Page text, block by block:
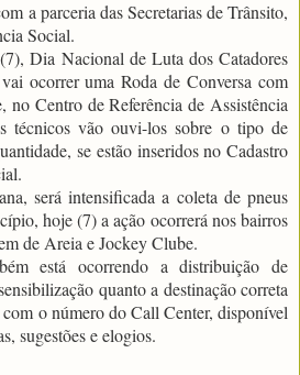
a parceria das Secretarias de Trânsito,
Social.
Dia Nacional de Luta dos Catadores
ocorrer uma Roda de Conversa com
no Centro de Referência de Assistência
técnicos vão ouvi-los sobre o tipo de
se estão inseridos no Cadastro
será intensificada a coleta de pneus
hoje (7) a ação ocorrerá nos bairros
de Areia e Jockey Clube.
está ocorrendo a distribuição de
quanto a destinação correta
o número do Call Center, disponível
sugestões e elogios.